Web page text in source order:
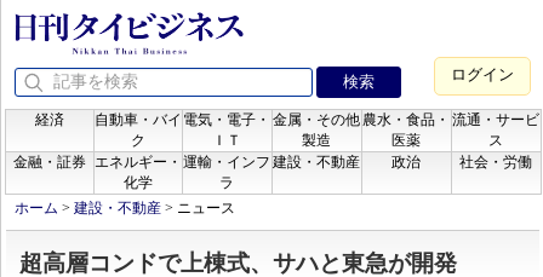
ログイン
経済
自動車・バイ
ク
電気・電子・
ＩＴ
金属・その他
製造
農水・食品・
医薬
流通・サービ
ス
金融・証券
エネルギー・
化学
運輸・インフ
ラ
建設・不動産 政治 社会・労働
ホーム > 建設・不動産 > ニュース
超高層コンドで上棟式、サハと東急が開発